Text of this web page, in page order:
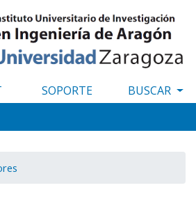
al
contenido
principal
SOPORTE